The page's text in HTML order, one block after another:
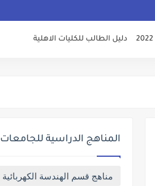
دليل الطالب للكليات الاهلية
المناهج الدراسية للجامعات
مناهج قسم الهندسة الكهربائية